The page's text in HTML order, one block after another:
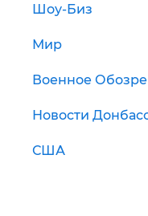
Шоу-Биз
Мир
Военное
Новости
США